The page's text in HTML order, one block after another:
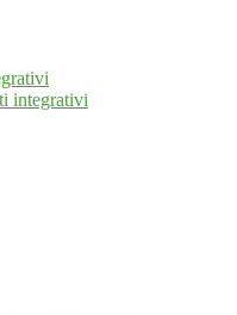
integrativi